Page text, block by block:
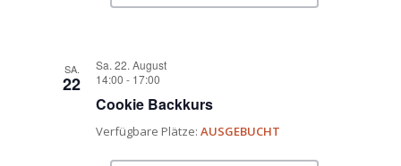
SA.
22
Sa. 22. August
14:00 - 17:00
Cookie Backkurs
Verfügbare Plätze:AUSGEBUCHT